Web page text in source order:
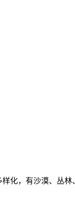
化，有沙漠、丛